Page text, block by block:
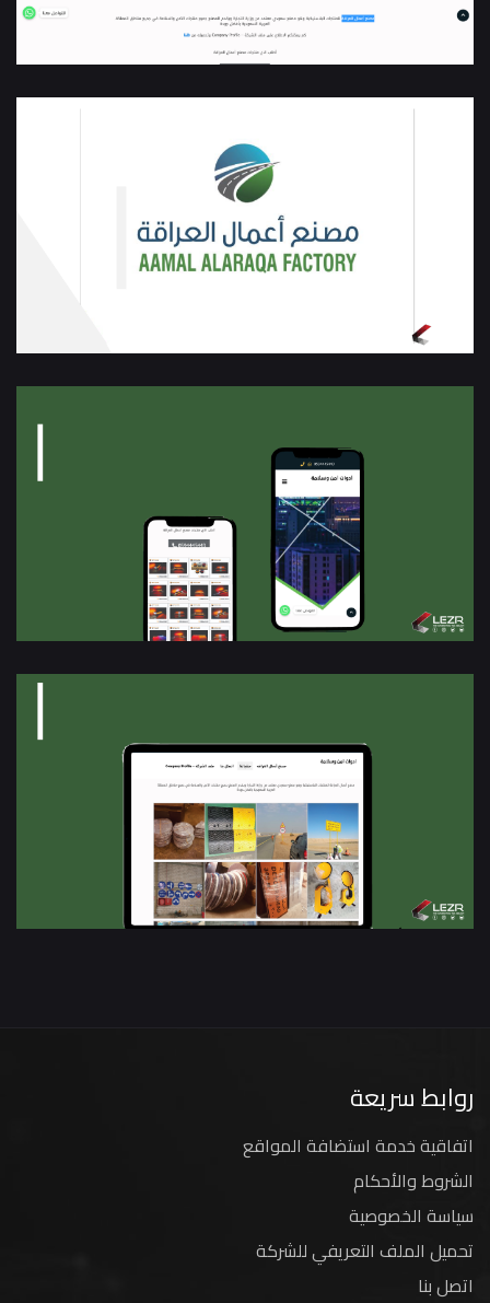
روابط سريعة
اتفاقية خدمة استضافة المواقع
الشروط والأحكام
سياسة الخصوصية
تحميل الملف التعريفي للشركة
اتصل بنا